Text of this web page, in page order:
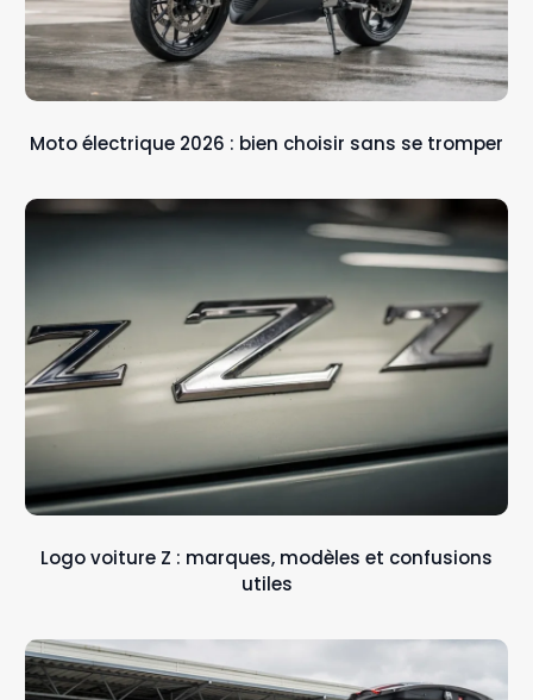
Moto électrique 2026 : bien choisir sans se tromper
Logo voiture Z : marques, modèles et confusions
utiles